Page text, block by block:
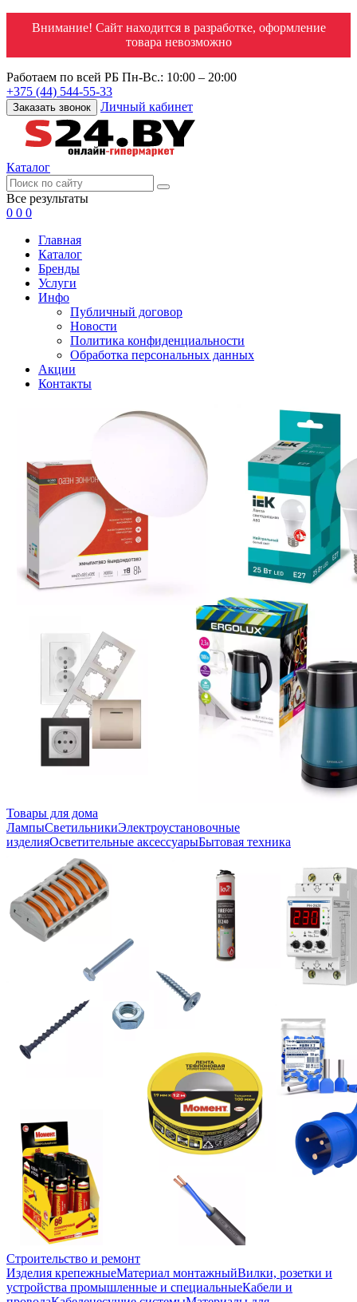
Внимание! Сайт находится в разработке, оформление
товара невозможно
Работаем по всей РБ Пн-Вс.: 10:00 – 20:00
+375 (44) 544-55-33
Заказать звонок Личный кабинет
Каталог
Все результаты
0 0 0
Главная
Каталог
Бренды
Услуги
Инфо
Публичный договор
Новости
Политика конфиденциальности
Обработка персональных данных
Акции
Контакты
Товары для дома
ЛампыСветильникиЭлектроустановочные
изделияОсветительные аксессуарыБытовая техника
Строительство и ремонт
Изделия крепежныеМатериал монтажныйВилки, розетки и
устройства промышленные и специальныеКабели и